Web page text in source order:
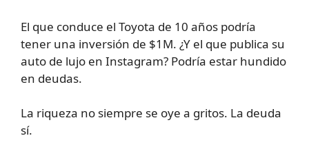
El que conduce el Toyota de 10 años podría
tener una inversión de $1M. ¿Y el que publica su
auto de lujo en Instagram? Podría estar hundido
en deudas.
La riqueza no siempre se oye a gritos. La deuda
sí.